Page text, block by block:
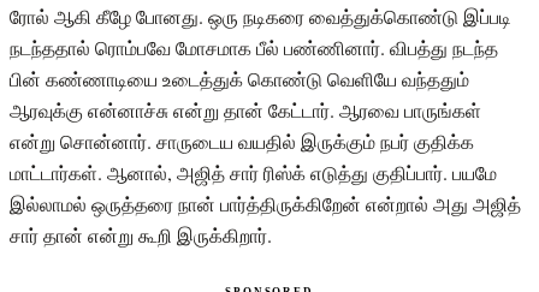
ரோல் ஆகி கீழே போனது. ஒரு நடிகரை வைத்துக்கொண்டு இப்படி
நடந்ததால் ரொம்பவே மோசமாக பீல் பண்ணினார். விபத்து நடந்த
பின் கண்ணாடியை உடைத்துக் கொண்டு வெளியே வந்ததும்
ஆரவுக்கு என்னாச்சு என்று தான் கேட்டார். ஆரவை பாருங்கள்
என்று சொன்னார். சாருடைய வயதில் இருக்கும் நபர் குதிக்க
மாட்டார்கள். ஆனால், அஜித் சார் ரிஸ்க் எடுத்து குதிப்பார். பயமே
இல்லாமல் ஒருத்தரை நான் பார்த்திருக்கிறேன் என்றால் அது அஜித்
சார் தான் என்று கூறி இருக்கிறார்.